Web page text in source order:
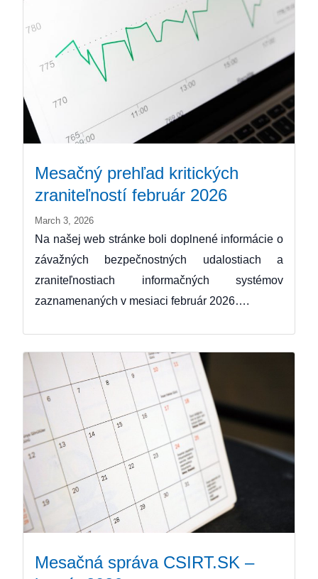
Mesačný prehľad kritických
zraniteľností február 2026
March 3, 2026
Na našej web stránke boli doplnené informácie o
závažných bezpečnostných udalostiach a
zraniteľnostiach informačných systémov
zaznamenaných v mesiaci február 2026….
Mesačná správa CSIRT.SK –